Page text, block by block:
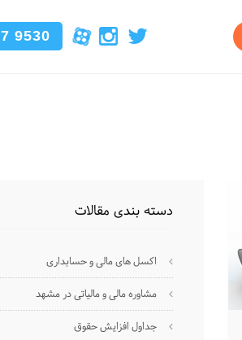
9530
دسته بندی مقالات
اکسل های مالی و حسابداری
مشاوره مالی و مالیاتی در مشهد
جداول افزایش حقوق